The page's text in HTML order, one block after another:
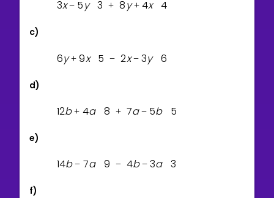
3x − 5y 3 + 8y + 4x 4
c)
6y + 9x 5 − 2x − 3y 6
d)
12b + 4a 8 + 7a − 5b 5
e)
14b − 7a 9 − 4b − 3a 3
f)